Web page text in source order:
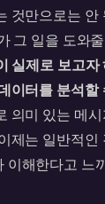
것만으로는 안
그 일을 도와
실제로 보고자
이터를 분석할
의미 있는 메
제는 일반적인
이해한다고 느